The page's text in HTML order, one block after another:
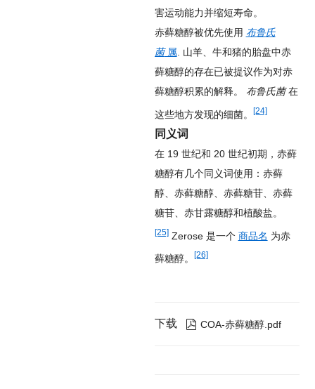
害运动能力并缩短寿命。
赤藓糖醇被优先使用 布鲁氏
菌属 . 山羊、牛和猪的胎盘中赤
藓糖醇的存在已被提议作为对赤
藓糖醇积累的解释。 布鲁氏菌在
这些地方发现的细菌。 [24]
同义词
在 19 世纪和 20 世纪初期，赤藓
糖醇有几个同义词使用：赤藓
醇、赤藓糖醇、赤藓糖苷、赤藓
糖苷、赤甘露糖醇和植酸盐。
[25]Zerose 是一个 商品名 为赤
藓糖醇。 [26]
下载  COA-赤藓糖醇.pdf